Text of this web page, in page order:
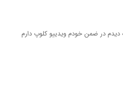
در ضمن خودم ویدییو کلوپ دارم